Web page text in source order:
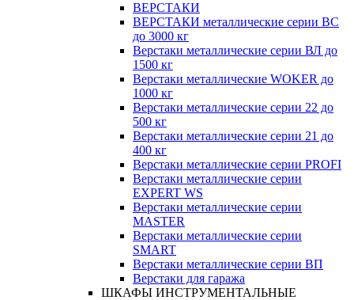
ВЕРСТАКИ
ВЕРСТАКИ металлические серии ВС
до 3000 кг
Верстаки металлические серии ВЛ до
1500 кг
Верстаки металлические WOKER до
1000 кг
Верстаки металлические серии 22 до
500 кг
Верстаки металлические серии 21 до
400 кг
Верстаки металлические серии PROFI
Верстаки металлические серии
EXPERT WS
Верстаки металлические серии
MASTER
Верстаки металлические серии
SMART
Верстаки металлические серии ВП
Верстаки для гаража
ШКАФЫ ИНСТРУМЕНТАЛЬНЫЕ